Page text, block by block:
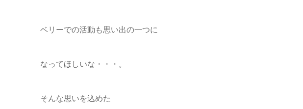
ベリーでの活動も思い出の一つに
なってほしいな・・・。
そんな思いを込めた